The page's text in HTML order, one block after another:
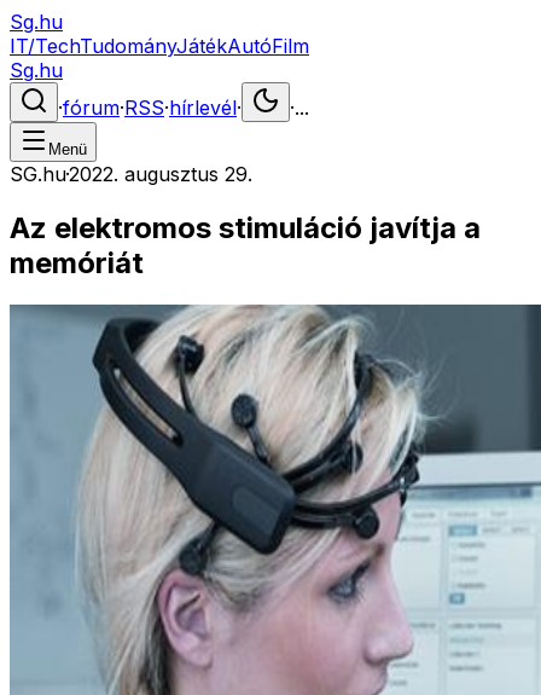
Sg.hu
IT/TechTudományJátékAutóFilm
Sg.hu
·fórum·RSS·hírlevél· ·...
Menü
SG.hu·2022. augusztus 29.
Az elektromos stimuláció javítja a
memóriát